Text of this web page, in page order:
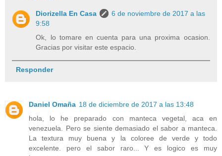
Diorizella En Casa
6 de noviembre de 2017 a las
9:58
Ok, lo tomare en cuenta para una proxima ocasion.
Gracias por visitar este espacio.
Responder
Daniel Omaña 18 de diciembre de 2017 a las 13:48
hola, lo he preparado con manteca vegetal, aca en
venezuela. Pero se siente demasiado el sabor a manteca.
La textura muy buena y la coloree de verde y todo
excelente. pero el sabor raro... Y es logico es muy